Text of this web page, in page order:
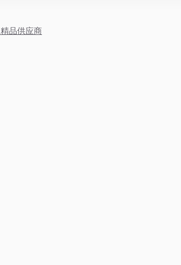
精品供应商